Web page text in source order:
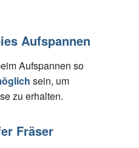
Aufspannen
Aufspannen so
sein, um
zu erhalten.
Fräser